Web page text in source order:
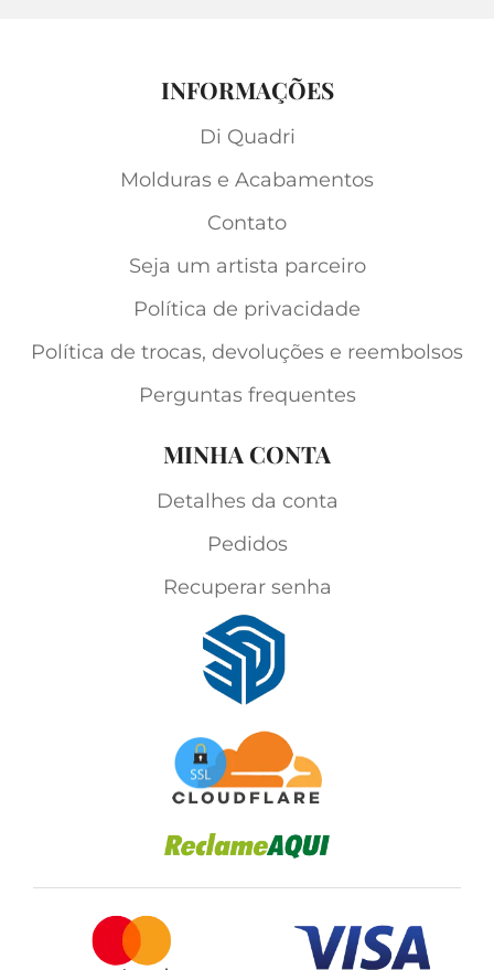
INFORMAÇÕES
Di Quadri
Molduras e Acabamentos
Contato
Seja um artista parceiro
Política de privacidade
Política de trocas, devoluções e reembolsos
Perguntas frequentes
MINHA CONTA
Detalhes da conta
Pedidos
Recuperar senha